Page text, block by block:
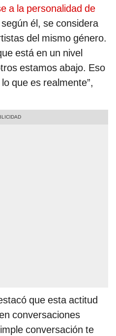
a la personalidad de
él, se considera
del mismo género.
está en un nivel
estamos abajo. Eso
que es realmente”,
que esta actitud
conversaciones
conversación te